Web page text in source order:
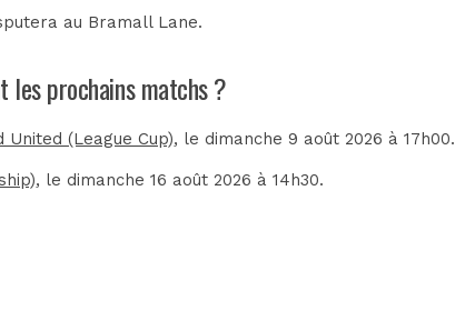
au Bramall Lane.
prochains matchs ?
(League Cup), le dimanche 9 août 2026 à 17h00.
, le dimanche 16 août 2026 à 14h30.